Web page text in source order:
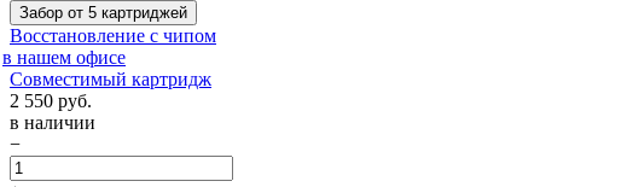
Забор от 5 картриджей
Восстановление с чипом
в нашем офисе
Совместимый картридж
2 550 руб.
в наличии
−